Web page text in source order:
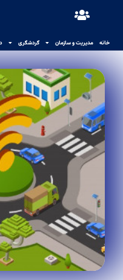
خانه مدیریت و سازمان گردشگری